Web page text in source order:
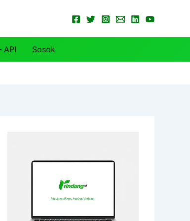
API Sosok